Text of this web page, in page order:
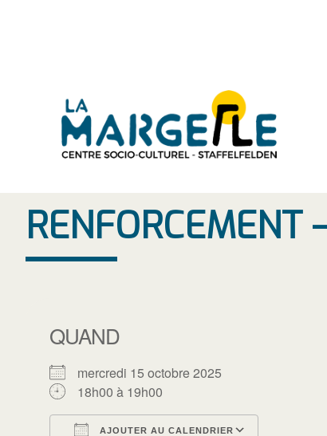
RENFORCEMENT
QUAND
mercredi 15 octobre 2025
18h00 à 19h00
AJOUTER AU CALENDRIER